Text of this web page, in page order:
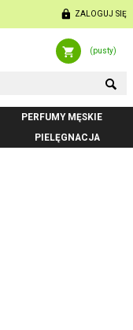
ZALOGUJ SIĘ
(pusty)
PERFUMY MĘSKIE
PIELĘGNACJA